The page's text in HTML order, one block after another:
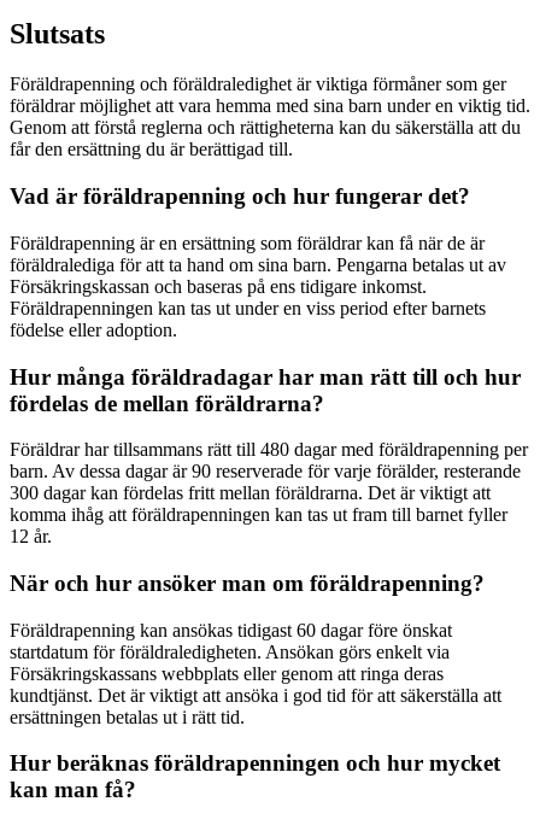
Slutsats
Föräldrapenning och föräldraledighet är viktiga förmåner som ger
föräldrar möjlighet att vara hemma med sina barn under en viktig tid.
Genom att förstå reglerna och rättigheterna kan du säkerställa att du
får den ersättning du är berättigad till.
Vad är föräldrapenning och hur fungerar det?
Föräldrapenning är en ersättning som föräldrar kan få när de är
föräldralediga för att ta hand om sina barn. Pengarna betalas ut av
Försäkringskassan och baseras på ens tidigare inkomst.
Föräldrapenningen kan tas ut under en viss period efter barnets
födelse eller adoption.
Hur många föräldradagar har man rätt till och hur
fördelas de mellan föräldrarna?
Föräldrar har tillsammans rätt till 480 dagar med föräldrapenning per
barn. Av dessa dagar är 90 reserverade för varje förälder, resterande
300 dagar kan fördelas fritt mellan föräldrarna. Det är viktigt att
komma ihåg att föräldrapenningen kan tas ut fram till barnet fyller
12 år.
När och hur ansöker man om föräldrapenning?
Föräldrapenning kan ansökas tidigast 60 dagar före önskat
startdatum för föräldraledigheten. Ansökan görs enkelt via
Försäkringskassans webbplats eller genom att ringa deras
kundtjänst. Det är viktigt att ansöka i god tid för att säkerställa att
ersättningen betalas ut i rätt tid.
Hur beräknas föräldrapenningen och hur mycket
kan man få?